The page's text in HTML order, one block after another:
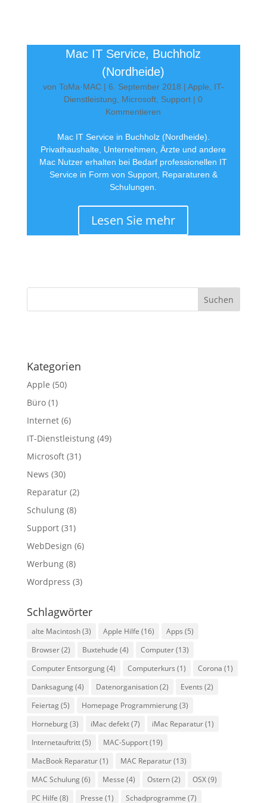
Mac IT Service, Buchholz
(Nordheide)
von ToMa·MAC| 6. September 2018 | Apple, IT-
Dienstleistung, Microsoft, Support | 0
Kommentieren
Mac IT Service in Buchholz (Nordheide).
Privathaushalte, Unternehmen, Ärzte und andere
Mac Nutzer erhalten bei Bedarf professionellen IT
Service in Form von Support, Reparaturen &
Schulungen.
Lesen Sie mehr
Kategorien
Apple (50)
Büro(1)
Internet(6)
IT-Dienstleistung(49)
Microsoft(31)
News (30)
Reparatur(2)
Schulung(8)
Support(31)
WebDesign (6)
Werbung(8)
Wordpress (3)
Schlagwörter
alte Macintosh(3) Apple Hilfe (16) Apps (5)
Browser(2) Buxtehude (4) Computer(13)
Computer Entsorgung(4) Computerkurs (1) Corona (1)
Danksagung(4) Datenorganisation(2) Events (2)
Feiertag(5) Homepage Programmierung(3)
Horneburg(3) iMac defekt(7) iMac Reparatur(1)
Internetauftritt(5) MAC-Support(19)
MacBook Reparatur(1) MAC Reparatur(13)
MAC Schulung(6) Messe (4) Ostern(2) OSX(9)
PC Hilfe (8) Presse (1) Schadprogramme (7)